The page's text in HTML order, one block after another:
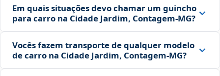
Em quais situações devo chamar um guincho
para carro na Cidade Jardim, Contagem‑MG?
Vocês fazem transporte de qualquer modelo
de carro na Cidade Jardim, Contagem‑MG?